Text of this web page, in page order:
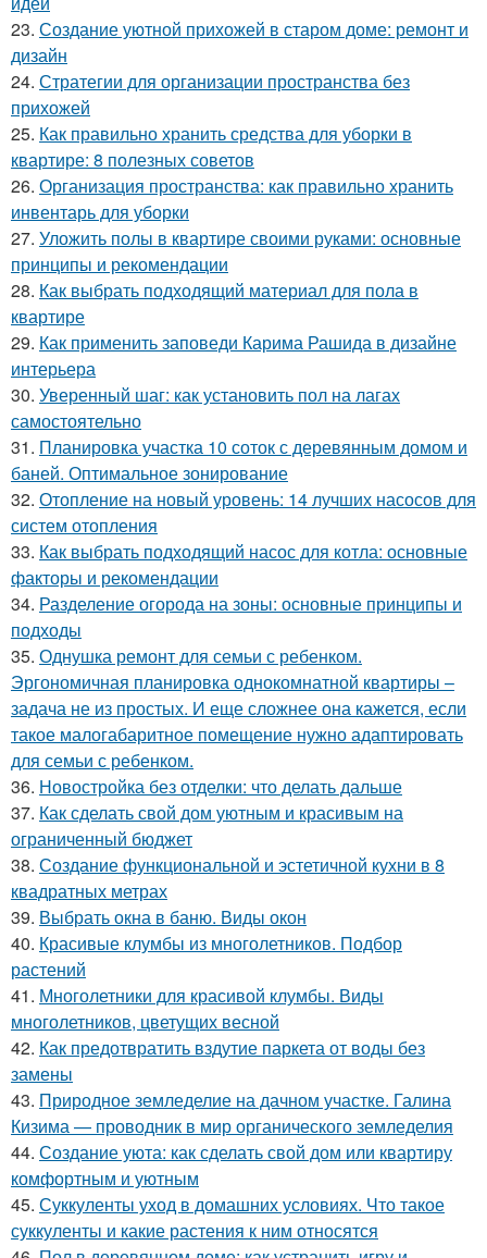
23. Создание уютной прихожей в старом доме: ремонт и
дизайн
24. Стратегии для организации пространства без
прихожей
25. Как правильно хранить средства для уборки в
квартире: 8 полезных советов
26. Организация пространства: как правильно хранить
инвентарь для уборки
27. Уложить полы в квартире своими руками: основные
принципы и рекомендации
28. Как выбрать подходящий материал для пола в
квартире
29. Как применить заповеди Карима Рашида в дизайне
интерьера
30. Уверенный шаг: как установить пол на лагах
самостоятельно
31. Планировка участка 10 соток с деревянным домом и
баней. Оптимальное зонирование
32. Отопление на новый уровень: 14 лучших насосов для
систем отопления
33. Как выбрать подходящий насос для котла: основные
факторы и рекомендации
34. Разделение огорода на зоны: основные принципы и
подходы
35. Однушка ремонт для семьи с ребенком.
Эргономичная планировка однокомнатной квартиры –
задача не из простых. И еще сложнее она кажется, если
такое малогабаритное помещение нужно адаптировать
для семьи с ребенком.
36. Новостройка без отделки: что делать дальше
37. Как сделать свой дом уютным и красивым на
ограниченный бюджет
38. Создание функциональной и эстетичной кухни в 8
квадратных метрах
39. Выбрать окна в баню. Виды окон
40. Красивые клумбы из многолетников. Подбор
растений
41. Многолетники для красивой клумбы. Виды
многолетников, цветущих весной
42. Как предотвратить вздутие паркета от воды без
замены
43. Природное земледелие на дачном участке. Галина
Кизима — проводник в мир органического земледелия
44. Создание уюта: как сделать свой дом или квартиру
комфортным и уютным
45. Суккуленты уход в домашних условиях. Что такое
суккуленты и какие растения к ним относятся